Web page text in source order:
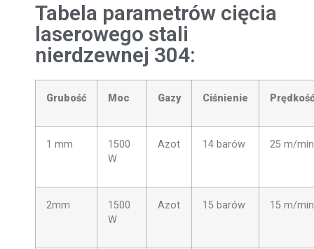
Tabela parametrów cięcia
laserowego stali
nierdzewnej 304:
Grubość Moc Gazy Ciśnienie Prędkość
1 mm
1500
W
Azot 14 barów 25 m/min
2mm
1500
W
Azot 15 barów 15 m/min